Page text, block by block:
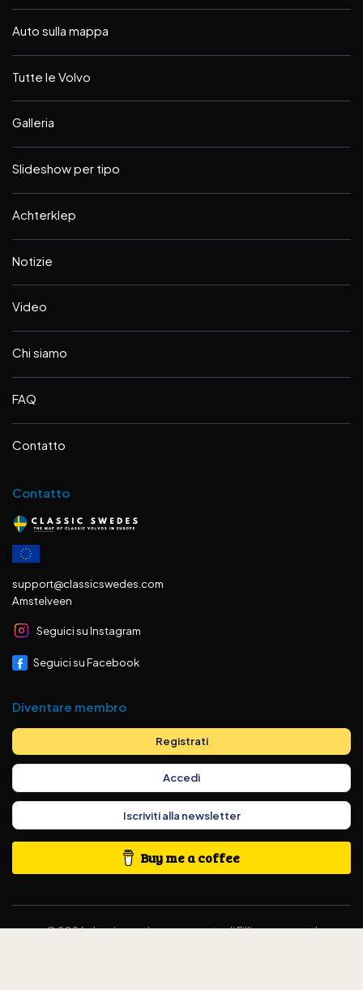
Auto sulla mappa
Tutte le Volvo
Galleria
Slideshow per tipo
Achterklep
Notizie
Video
Chi siamo
FAQ
Contatto
Contatto
support@classicswedes.com
Amstelveen
Seguici su Instagram
Seguici su Facebook
Diventare membro
Registrati
Accedi
Iscriviti alla newsletter
Buy me a coffee
©2026classicswedes.com –parte diFillingscreens.nl